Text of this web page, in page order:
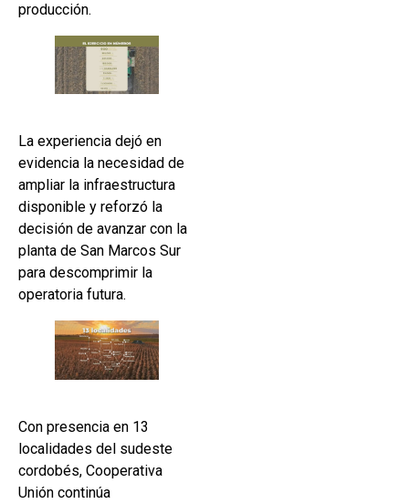
producción.
La experiencia dejó en
evidencia la necesidad de
ampliar la infraestructura
disponible y reforzó la
decisión de avanzar con la
planta de San Marcos Sur
para descomprimir la
operatoria futura.
Con presencia en 13
localidades del sudeste
cordobés, Cooperativa
Unión continúa